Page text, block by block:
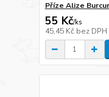
Příze Alize
55 Kč/ks
45,45 Kč bez DPH